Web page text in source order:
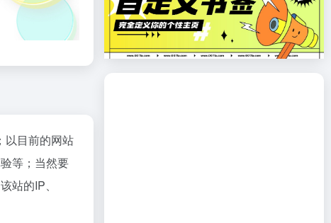
以目前的网站
等；当然要
站的IP、